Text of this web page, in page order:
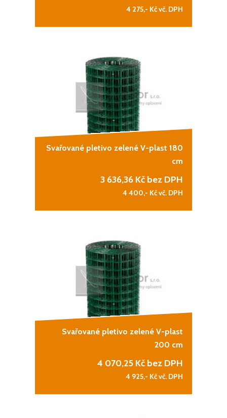
4 275,- Kč vč. DPH
Svařované pletivo zelené V-plast 180
cm
3 636,36 Kč bez DPH
4 400,- Kč vč. DPH
Svařované pletivo zelené V-plast
200 cm
4 070,25 Kč bez DPH
4 925,- Kč vč. DPH